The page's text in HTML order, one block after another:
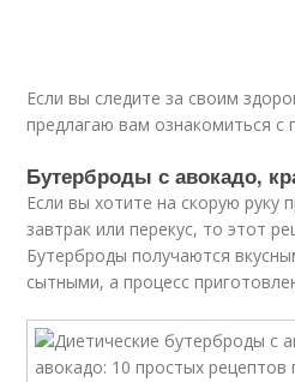
Если вы следите за своим
предлагаю вам ознакомиться с
Бутерброды с авокадо,
Если вы хотите на скорую руку
завтрак или перекус, то этот
Бутерброды получаются
сытными, а процесс